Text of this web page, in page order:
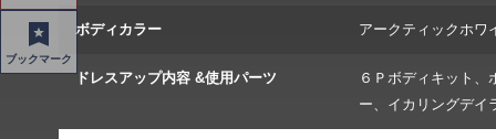
ボディカラー アークティックホワ
ドレスアップ内容 &使用パーツ
６Ｐボディキット
ー、イカリングデイ
ブックマーク